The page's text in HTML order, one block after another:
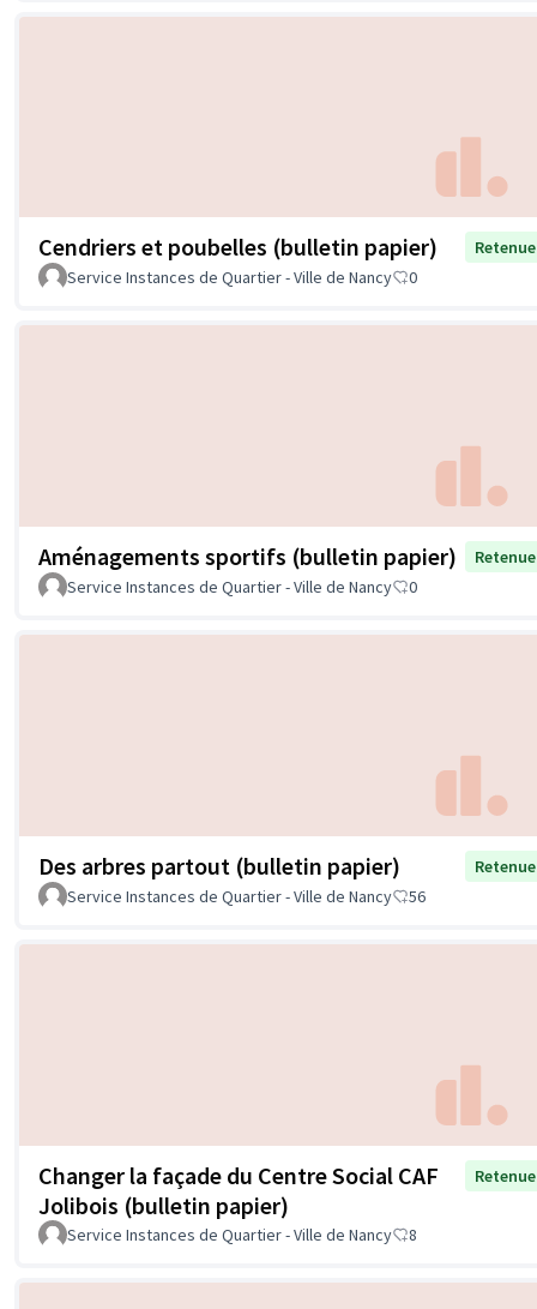
Cendriers et poubelles (bulletin papier)
Retenue
Service Instances de Quartier - Ville de Nancy
0
Aménagements sportifs (bulletin papier)
Retenue
Service Instances de Quartier - Ville de Nancy
0
Des arbres partout (bulletin papier)
Retenue
Service Instances de Quartier - Ville de Nancy
56
Changer la façade du Centre Social CAF
Jolibois (bulletin papier)
Retenue
Service Instances de Quartier - Ville de Nancy 8